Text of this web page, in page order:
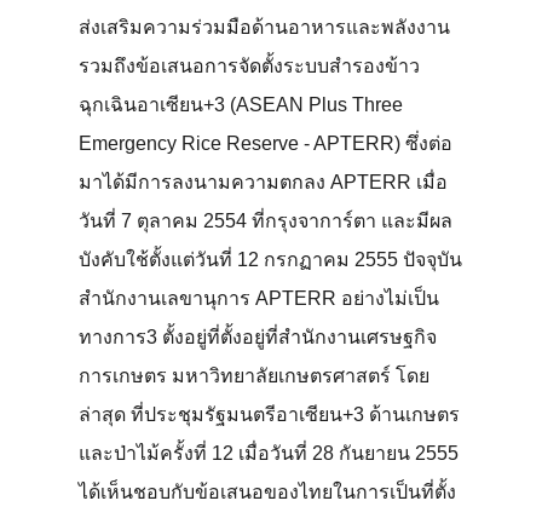
ส่งเสริมความร่วมมือด้านอาหารและพลังงาน
รวมถึงข้อเสนอการจัดตั้งระบบสำรองข้าว
ฉุกเฉินอาเซียน+3 (ASEAN Plus Three
Emergency Rice Reserve - APTERR) ซึ่งต่อ
มาได้มีการลงนามความตกลง APTERR เมื่อ
วันที่ 7 ตุลาคม 2554 ที่กรุงจาการ์ตา และมีผล
บังคับใช้ตั้งแต่วันที่ 12 กรกฏาคม 2555 ปัจจุบัน
สำนักงานเลขานุการ APTERR อย่างไม่เป็น
ทางการ3 ตั้งอยู่ที่ตั้งอยู่ที่สำนักงานเศรษฐกิจ
การเกษตร มหาวิทยาลัยเกษตรศาสตร์ โดย
ล่าสุด ที่ประชุมรัฐมนตรีอาเซียน+3 ด้านเกษตร
และป่าไม้ครั้งที่ 12 เมื่อวันที่ 28 กันยายน 2555
ได้เห็นชอบกับข้อเสนอของไทยในการเป็นที่ตั้ง